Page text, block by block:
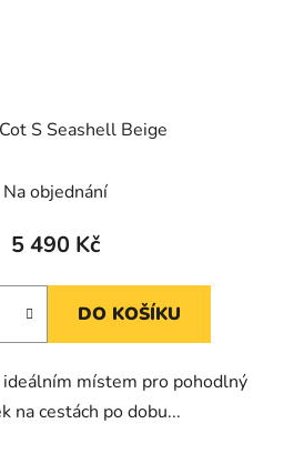
S Seashell Beige
Na objednání
5 490 Kč
DO KOŠÍKU
ideálním místem pro pohodlný
na cestách po dobu...